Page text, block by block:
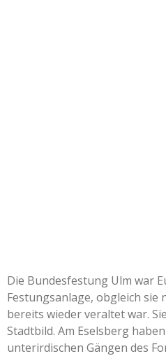
Die Bundesfestung Ulm war
Festungsanlage, obgleich
bereits wieder veraltet war.
Stadtbild. Am Eselsberg
unterirdischen Gängen des